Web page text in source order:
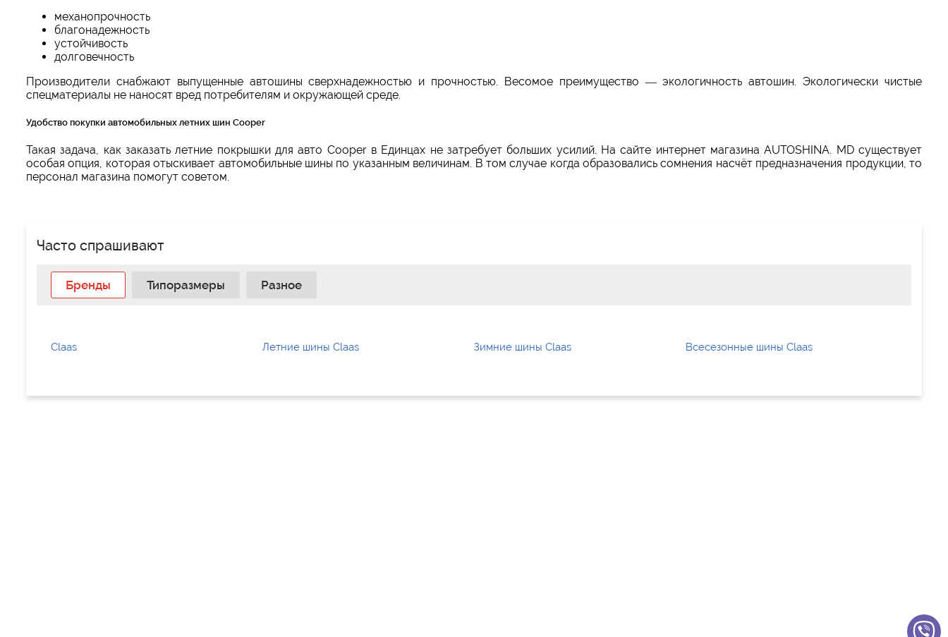
механопрочность
благонадежность
устойчивость
долговечность
Производители снабжают выпущенные автошины сверхнадежностью и прочностью. Весомое преимущество — экологичность автошин. Экологически чистые
спецматериалы не наносят вред потребителям и окружающей среде.
Удобство покупки автомобильных летних шин Cooper
Такая задача, как заказать летние покрышки для авто Cooper в Единцах не затребует больших усилий. На сайте интернет магазина AUTOSHINA. MD существует
особая опция, которая отыскивает автомобильные шины по указанным величинам. В том случае когда образовались сомнения насчёт предназначения продукции, то
персонал магазина помогут советом.
Часто спрашивают
Бренды Типоразмеры Разное
Claas Летние шины Claas Зимние шины Claas Всесезонные шины Claas